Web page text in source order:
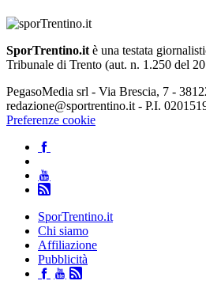
SporTrentino.it è una testata
Tribunale di Trento (aut. n. 1.250 del
PegasoMedia srl - Via Brescia, 7 -
redazione@sportrentino.it - P.I.
Preferenze cookie
SporTrentino.it
Chi siamo
Affiliazione
Pubblicità